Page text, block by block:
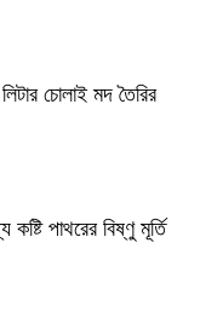
চোলাই মদ তৈরির
পাথরের বিষ্ণু মূর্তি